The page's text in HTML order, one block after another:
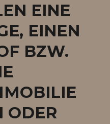
EINE
EINEN
BZW.
ODER